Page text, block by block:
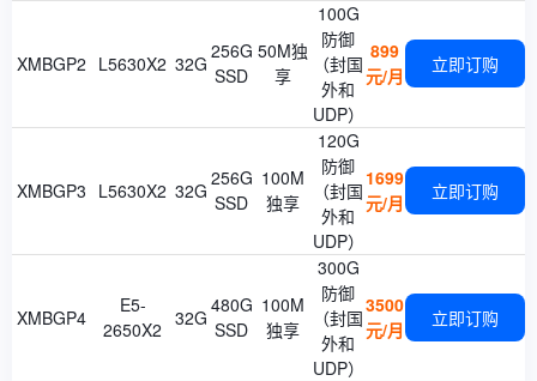
XMBGP2 L5630X2 32G
256G
SSD
50M独
享
100G
防御
（封国
外和
UDP）
899
元/月
立即订购
XMBGP3 L5630X2 32G
256G
SSD
100M
独享
120G
防御
（封国
外和
UDP）
1699
元/月
立即订购
XMBGP4
E5-
2650X2 32G
480G
SSD
100M
独享
300G
防御
（封国
外和
UDP）
3500
元/月
立即订购